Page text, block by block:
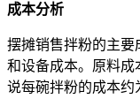
成本分析
摆摊销售拌粉的主要
和设备成本。原料成
说每碗拌粉的成本约